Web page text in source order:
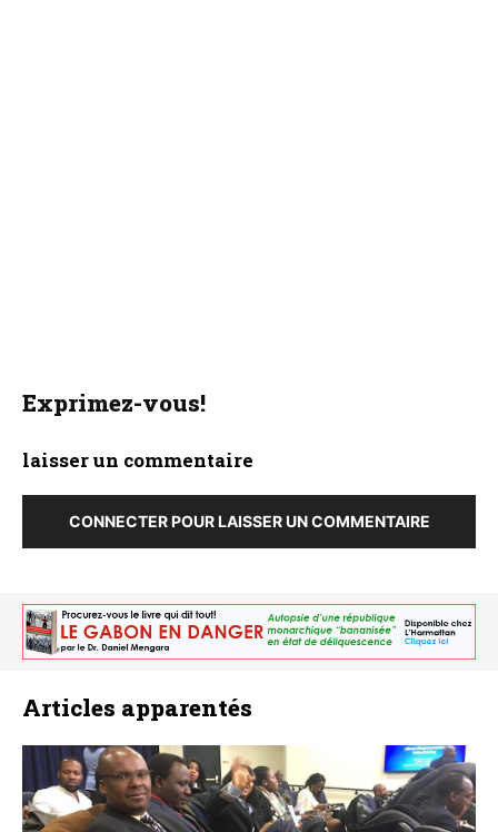
Exprimez-vous!
laisser un commentaire
CONNECTER POUR LAISSER UN COMMENTAIRE
Articles apparentés